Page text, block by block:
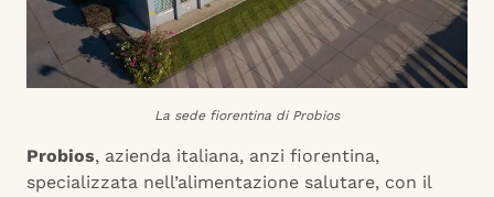
La sede fiorentina di Probios
Probios, azienda italiana, anzi fiorentina,
specializzata nell’alimentazione salutare, con il